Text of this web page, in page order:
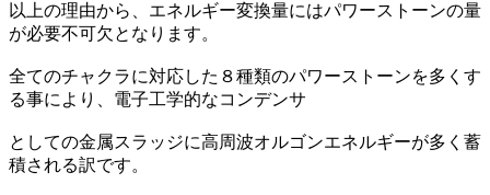
以上の理由から、エネルギー変換量にはパワーストーンの量
が必要不可欠となります。
全てのチャクラに対応した８種類のパワーストーンを多くす
る事により、電子工学的なコンデンサ
としての金属スラッジに高周波オルゴンエネルギーが多く蓄
積される訳です。